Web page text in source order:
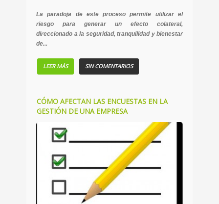
La paradoja de este proceso permite utilizar el
riesgo para generar un efecto colateral,
direccionado a la seguridad, tranquilidad y bienestar
de...
LEER MÁS SIN COMENTARIOS
CÓMO AFECTAN LAS ENCUESTAS EN LA
GESTIÓN DE UNA EMPRESA